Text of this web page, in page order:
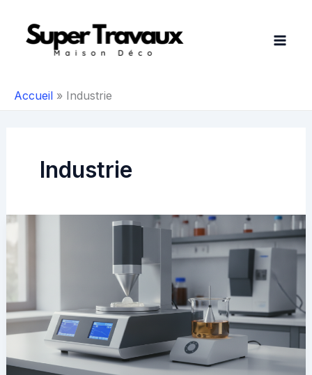
contenu
Accueil Industrie
Industrie